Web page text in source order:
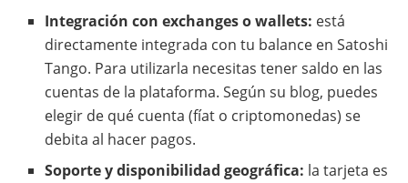
Integración con exchanges o wallets: está
directamente integrada con tu balance en Satoshi
Tango. Para utilizarla necesitas tener saldo en las
cuentas de la plataforma. Según su blog, puedes
elegir de qué cuenta (fíat o criptomonedas) se
debita al hacer pagos.
Soporte y disponibilidad geográfica: la tarjeta es